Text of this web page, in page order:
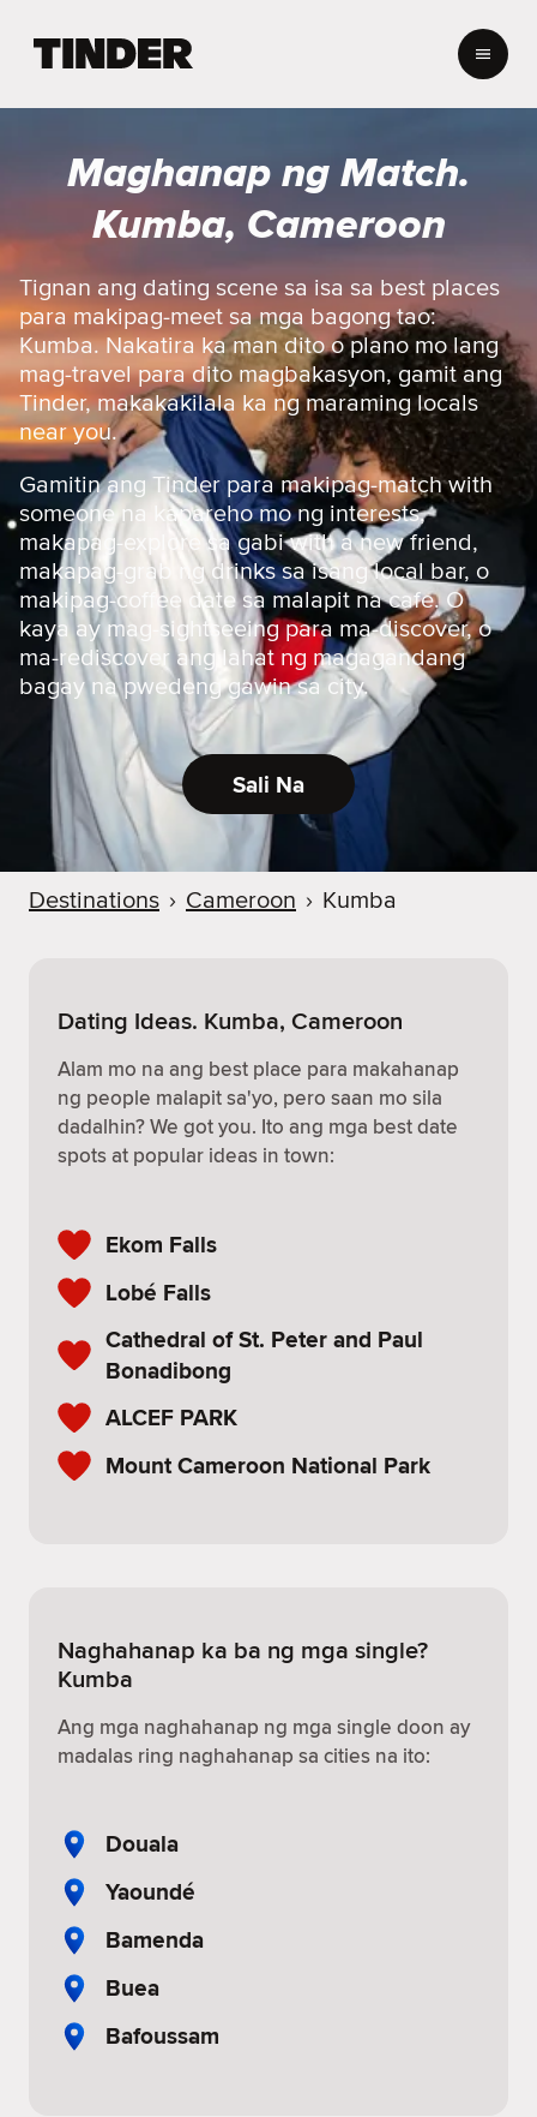
r
o
e
Maghanap ng Match.
Kumba, Cameroon
Tignan ang dating scene sa isa sa best places
para makipag-meet sa mga bagong tao:
Kumba. Nakatira ka man dito o plano mo lang
mag-travel para dito magbakasyon, gamit ang
Tinder, makakakilala ka ng maraming locals
near you.
Gamitin ang Tinder para makipag-match with
someone na kapareho mo ng interests,
makapag-explore sa gabi with a new friend,
makapag-grab ng drinks sa isang local bar, o
makipag-coffee date sa malapit na cafe. O
kaya ay mag-sightseeing para ma-discover, o
ma-rediscover ang lahat ng magagandang
bagay na pwedeng gawin sa city.
Sali Na
Destinations › Cameroon › Kumba
Dating Ideas. Kumba, Cameroon
Alam mo na ang best place para makahanap
ng people malapit sa'yo, pero saan mo sila
dadalhin? We got you. Ito ang mga best date
spots at popular ideas in town:
Ekom Falls
Lobé Falls
Cathedral of St. Peter and Paul
Bonadibong
ALCEF PARK
Mount Cameroon National Park
Naghahanap ka ba ng mga single?
Kumba
Ang mga naghahanap ng mga single doon ay
madalas ring naghahanap sa cities na ito:
Douala
Yaoundé
Bamenda
Buea
Bafoussam